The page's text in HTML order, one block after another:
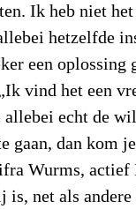
Ik heb niet
hetzelfde
een oplossing
vind het een
allebei echt de
gaan, dan kom
Wurms, actief
is, net als